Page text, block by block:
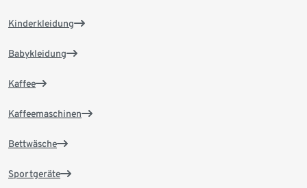
Kinderkleidung
Babykleidung
Kaffee
Kaffeemaschinen
Bettwäsche
Sportgeräte